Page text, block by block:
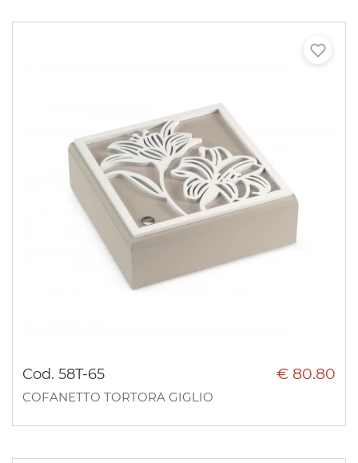
Cod. 58T-65 € 80.80
COFANETTO TORTORA GIGLIO